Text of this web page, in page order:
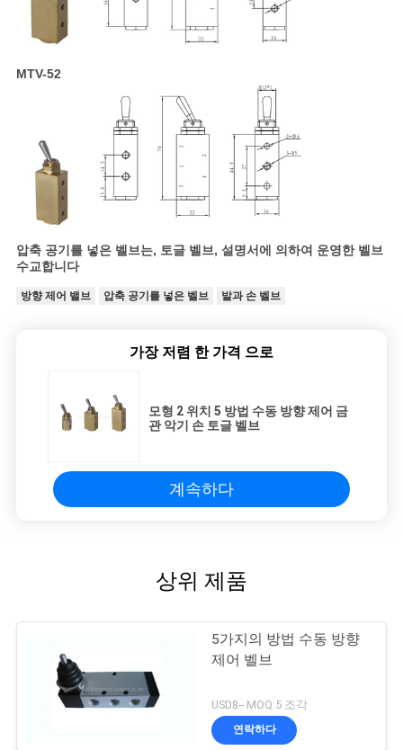
MTV-52
압축 공기를 넣은 벨브는, 토글 벨브, 설명서에 의하여 운영한 벨브
수교합니다
방향 제어 밸브 압축 공기를 넣은 벨브 발과 손 벨브
가장 저렴 한 가격 으로
모형 2 위치 5 방법 수동 방향 제어 금
관 악기 손 토글 벨브
계속하다
상위 제품
5가지의 방법 수동 방향
제어 벨브
USD8-- MOQ:5 조각
연락하다